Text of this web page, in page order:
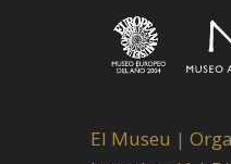
El Museu |